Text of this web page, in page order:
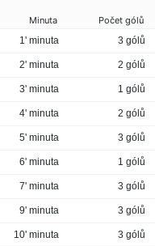
Minuta Počet gólů
1' minuta
3 gólů
2' minuta 2 gólů
3' minuta 1 gólů
4' minuta 2 gólů
5' minuta 3 gólů
6' minuta 1 gólů
7' minuta 3 gólů
9' minuta 3 gólů
10' minuta 3 gólů